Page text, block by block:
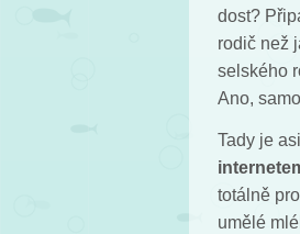
dost?
rodič než
selského
Ano,
Tady je
totálně
umělé